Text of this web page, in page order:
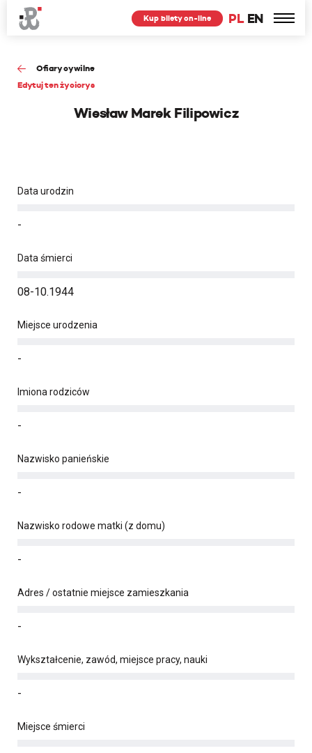
PL EN
Kup bilety on-line
Ofiary cywilne
Edytuj ten życiorys
Wiesław Marek Filipowicz
Data urodzin
-
Data śmierci
08-10.1944
Miejsce urodzenia
-
Imiona rodziców
-
Nazwisko panieńskie
-
Nazwisko rodowe matki (z domu)
-
Adres / ostatnie miejsce zamieszkania
-
Wykształcenie, zawód, miejsce pracy, nauki
-
Miejsce śmierci